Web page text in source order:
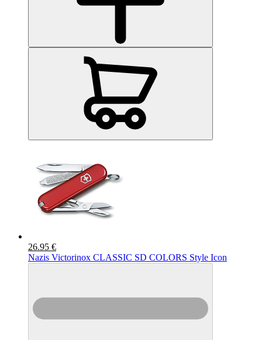
26.95 €
Nazis Victorinox CLASSIC SD COLORS Style Icon